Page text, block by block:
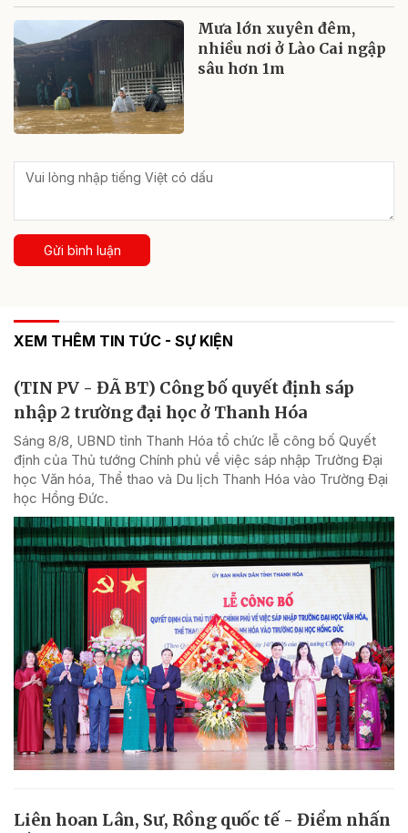
Mưa lớn xuyên đêm,
nhiều nơi ở Lào Cai ngập
sâu hơn 1m
Gửi bình luận
XEM THÊM TIN TỨC - SỰ KIỆN
(TIN PV - ĐÃ BT) Công bố quyết định sáp
nhập 2 trường đại học ở Thanh Hóa
Sáng 8/8, UBND tỉnh Thanh Hóa tổ chức lễ công bố Quyết
định của Thủ tướng Chính phủ về việc sáp nhập Trường Đại
học Văn hóa, Thể thao và Du lịch Thanh Hóa vào Trường Đại
học Hồng Đức.
Liên hoan Lân, Sư, Rồng quốc tế - Điểm nhấn